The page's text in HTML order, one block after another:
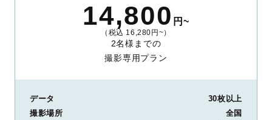
14,800 円~
（税込 16,280円~）
2名様までの
撮影専用プラン
データ
30枚以上
撮影場所
全国